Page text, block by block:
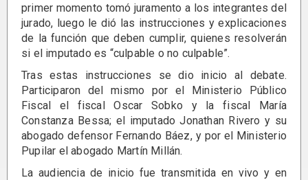
primer momento tomó juramento a los integrantes del
jurado, luego le dió las instrucciones y explicaciones
de la función que deben cumplir, quienes resolverán
si el imputado es “culpable o no culpable”.
Tras estas instrucciones se dio inicio al debate.
Participaron del mismo por el Ministerio Público
Fiscal el fiscal Oscar Sobko y la fiscal María
Constanza Bessa; el imputado Jonathan Rivero y su
abogado defensor Fernando Báez, y por el Ministerio
Pupilar el abogado Martín Millán.
La audiencia de inicio fue transmitida en vivo y en